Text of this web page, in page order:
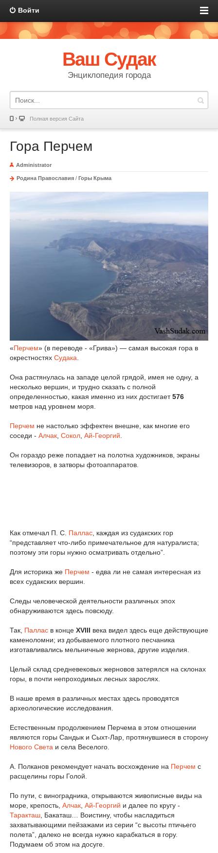
Войти
Ваш Судак
Энциклопедия города
Полная версия Сайта
Гора Перчем
Administrator
Родина Православия / Горы Крыма
«Перчем» (в переводе - «Грива») — самая высокая гора в
окрестностях Судака
Она растянулась на западе целой грядой, имея не одну, а
несколько вершин, и трудно сказать с полной
определенностью, какая именно из них достигает576
метров над уровнем моря.
Перчем не настолько эффектен внешне, как многие его
соседи - Алчак Сокол Ай-Георгий
Он гораздо реже попадает на полотна художников, экраны
телевизоров, в затворы фотоаппаратов.
Как отмечал П. С. Паллас , каждая из судакских гор
“представляет что-либо примечательное для натуралиста;
поэтому эти горы нужно осматривать отдельно”.
Для историка же Перчем - едва ли не самая интересная из
всех судакских вершин.
Следы человеческой деятельности различных эпох
обнаруживаются здесь повсюду.
Так, Паллас в конце XVIII века видел здесь еще действующие
каменоломни; из добываемого плотного песчаника
изготавливались мельничные жернова, другие изделия.
Целый склад средневековых жерновов затерялся на склонах
горы, в почти непроходимых лесных зарослях.
В наше время в различных местах здесь проводятся
археологические исследования.
Естественным продолжением Перчема в этом отношении
являются горы Сандык и Сыхт-Лар, протянувшиеся в сторону
Нового Света и села Веселого.
А. Полканов рекомендует начать восхождение на Перчем с
расщелины горы Голой.
По пути, с виноградника, открываются живописные виды на
море, крепость, Алчак Ай-Георгий и далее по кругу -
Таракташ , Бакаташ… Воистину, чтобы насладиться
захватывающими пейзажами из серии “с высоты птичьего
полета”, далеко не всегда нужно карабкаться в гору.
Подумаем об этом на досуге.